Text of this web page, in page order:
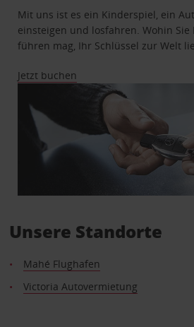
Mit uns ist es ein Kinderspiel, ein
einsteigen und losfahren. Wohin Sie
führen mag, Ihr Schlüssel zur Welt
Jetzt buchen
Unsere Standorte
Mahé Flughafen
Victoria Autovermietung